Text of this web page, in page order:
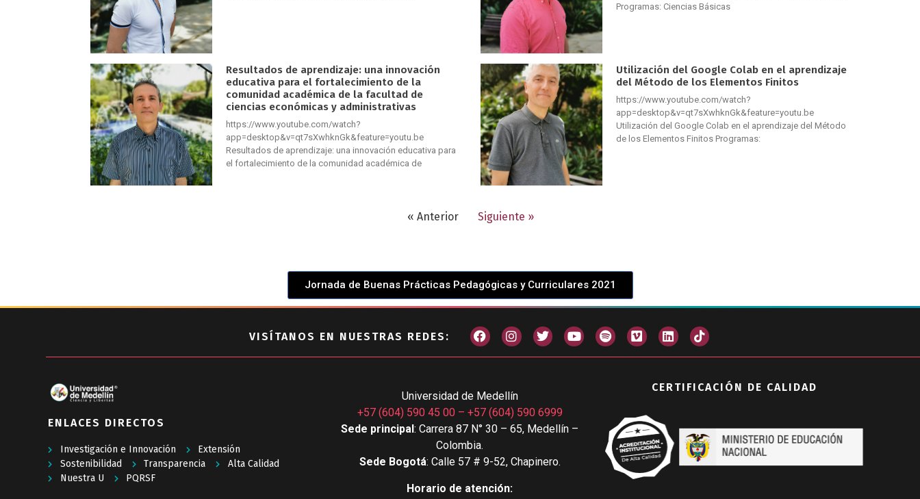
Programas: Ciencias Básicas
Resultados de aprendizaje: una innovación
educativa para el fortalecimiento de la
comunidad académica de la facultad de
ciencias económicas y administrativas
https://www.youtube.com/watch?
app=desktop&v=qt7sXwhknGk&feature=youtu.be
Resultados de aprendizaje: una innovación educativa para
el fortalecimiento de la comunidad académica de
Utilización del Google Colab en el aprendizaje
del Método de los Elementos Finitos
https://www.youtube.com/watch?
app=desktop&v=qt7sXwhknGk&feature=youtu.be
Utilización del Google Colab en el aprendizaje del Método
de los Elementos Finitos Programas:
« Anterior Siguiente »
Jornada de Buenas Prácticas Pedagógicas y Curriculares 2021
VISÍTANOS EN NUESTRAS REDES:
ENLACES DIRECTOS
Investigación e Innovación
Extensión
Sostenibilidad
Transparencia
Alta Calidad
Nuestra U
PQRSF
Universidad de Medellín
+57 (604) 590 45 00– +57 (604) 590 6999
Sede principal: Carrera 87 N° 30 – 65, Medellín –
Colombia.
Sede Bogotá: Calle 57 # 9-52, Chapinero.
Horario de atención:
CERTIFICACIÓN DE CALIDAD